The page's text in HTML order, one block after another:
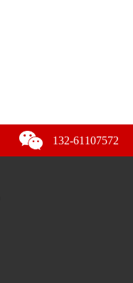
132-61107572